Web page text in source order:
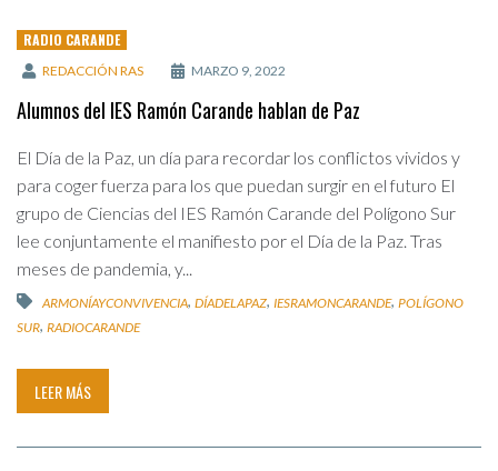
RADIO CARANDE
REDACCIÓN RAS MARZO 9, 2022
Alumnos del IES Ramón Carande hablan de Paz
El Día de la Paz, un día para recordar los conflictos vividos y
para coger fuerza para los que puedan surgir en el futuro El
grupo de Ciencias del IES Ramón Carande del Polígono Sur
lee conjuntamente el manifiesto por el Día de la Paz. Tras
meses de pandemia, y...
ARMONÍAYCONVIVENCIA, DÍADELAPAZ, IESRAMONCARANDE, POLÍGONO
SUR, RADIOCARANDE
LEER MÁS